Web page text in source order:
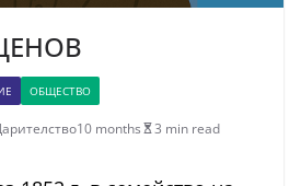
ОБЩЕСТВО
10 months
3 min read